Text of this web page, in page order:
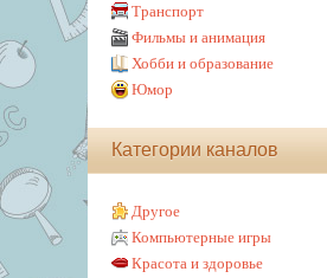
Транспорт
Фильмы и анимация
Хобби и образование
Юмор
Категории каналов
Другое
Компьютерные игры
Красота и здоровье